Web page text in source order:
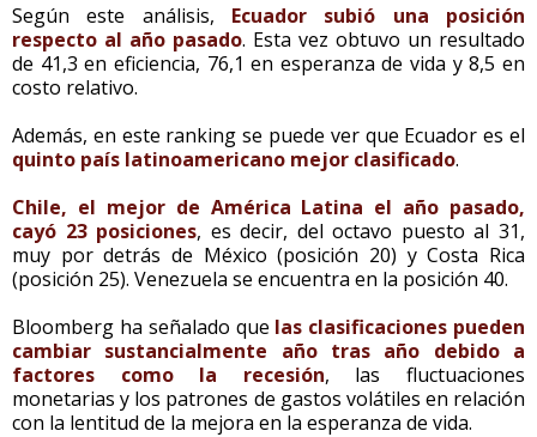
Según este análisis, Ecuador subió una posición
respecto al año pasado. Esta vez obtuvo un resultado
de 41,3 en eficiencia, 76,1 en esperanza de vida y 8,5 en
costo relativo.
Además, en este ranking se puede ver que Ecuador es el
quinto país latinoamericano mejor clasificado.
Chile, el mejor de América Latina el año pasado,
cayó 23 posiciones, es decir, del octavo puesto al 31,
muy por detrás de México (posición 20) y Costa Rica
(posición 25). Venezuela se encuentra en la posición 40.
Bloomberg ha señalado que las clasificaciones pueden
cambiar sustancialmente año tras año debido a
factores como la recesión, las fluctuaciones
monetarias y los patrones de gastos volátiles en relación
con la lentitud de la mejora en la esperanza de vida.